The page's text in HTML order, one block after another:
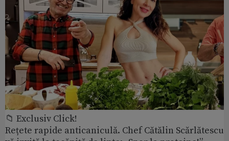
📁 Exclusiv Click!
Rețete rapide anticaniculă. Chef Cătălin Scărlătescu